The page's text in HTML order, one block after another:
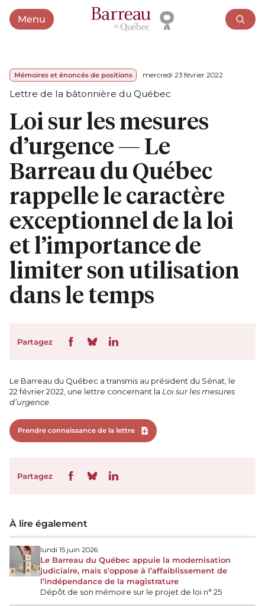
MenuOuvrir le menu
Mémoires et énoncés de positions mercredi 23 février 2022
Lettre de la bâtonnière du Québec
Loi sur les mesures
d’urgence — Le
Barreau du Québec
rappelle le caractère
exceptionnel de la loi
et l’importance de
limiter son utilisation
dans le temps
Partagez
Le Barreau du Québec a transmis au président du Sénat, le
22 février 2022, une lettre concernant la Loi sur les mesures
d’urgence
Prendre connaissance de la lettre Télécharger le fichier
Partagez
À lire également
lundi 15 juin 2026
Le Barreau du Québec appuie la modernisation
judiciaire, mais s’oppose à l’affaiblissement de
l’indépendance de la magistrature
Dépôt de son mémoire sur le projet de loi n° 25